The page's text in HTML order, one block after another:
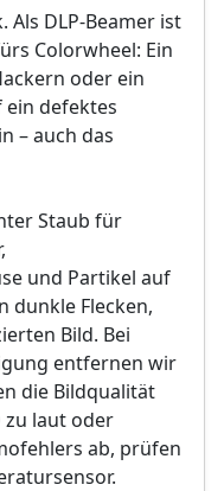
DLP-Beamer ist
Colorwheel: Ein
oder ein
defektes
– auch das
Staub für
und Partikel auf
dunkle Flecken,
Bild. Bei
entfernen wir
die Bildqualität
zu laut oder
ab, prüfen